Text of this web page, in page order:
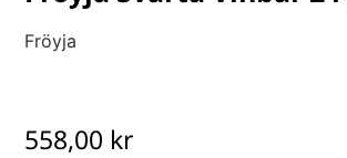
Fröyja
558,00 kr